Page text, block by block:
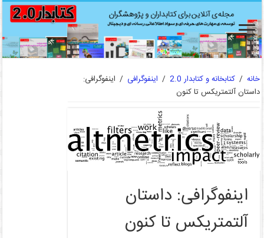
خانه / کتابخانه و کتابدار 2.0 / اینفوگرافی / اینفوگرافی:
داستان آلتمتریکس تا کنون
اینفوگرافی: داستان
آلتمتریکس تا کنون